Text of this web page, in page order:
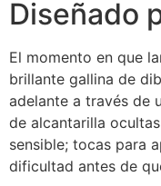
Diseñado
El momento en que
brillante gallina de
adelante a través de
de alcantarilla
sensible; tocas para
dificultad antes de